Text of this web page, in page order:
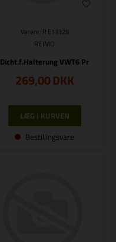
Varenr.: R E13328
REIMO
Dicht.f.Halterung VWT6 Pr
269,00DKK
Bestillingsvare